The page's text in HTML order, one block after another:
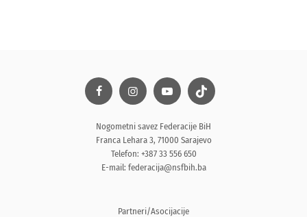
Nogometni savez Federacije BiH
Franca Lehara 3, 71000 Sarajevo
Telefon: +387 33 556 650
E-mail: federacija@nsfbih.ba
Partneri/Asocijacije